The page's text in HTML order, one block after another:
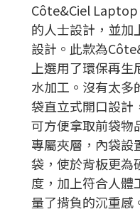
Côte&Ciel Laptop
的人士設計，並加
設計。此款為
上選用了環保再
水加工。沒有太多
袋直立式開口設計
可方便拿取前袋物
專屬夾層，內袋設
袋，使於背板更為
度，加上符合人體
量了揹負的沉重感